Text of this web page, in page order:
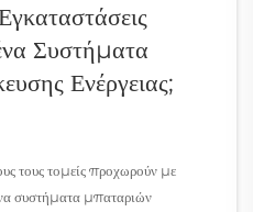
Συστήματα
Ενέργειας;
τους τομείς προχωρούν με
συστήματα μπαταριών